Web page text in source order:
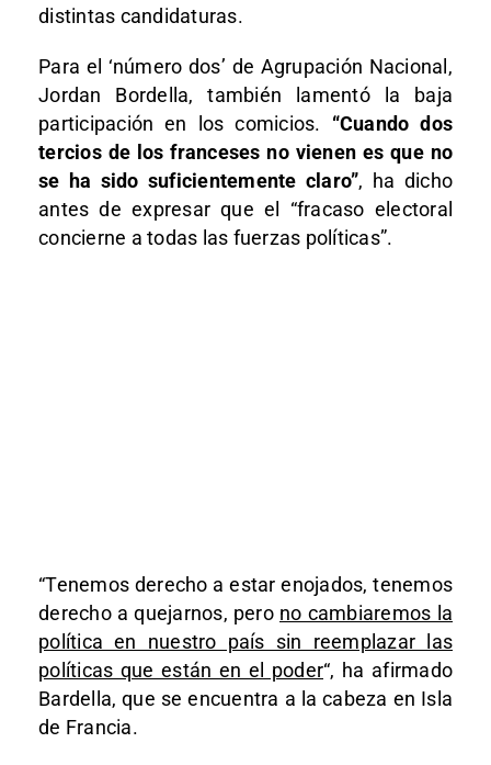
distintas candidaturas.
Para el ‘número dos’ de Agrupación Nacional,
Jordan Bordella, también lamentó la baja
participación en los comicios. “Cuando dos
tercios de los franceses no vienen es que no
se ha sido suficientemente claro”, ha dicho
antes de expresar que el “fracaso electoral
concierne a todas las fuerzas políticas”.
“Tenemos derecho a estar enojados, tenemos
derecho a quejarnos, pero no cambiaremos la
política en nuestro país sin reemplazar las
políticas que están en el poder“, ha afirmado
Bardella, que se encuentra a la cabeza en Isla
de Francia.